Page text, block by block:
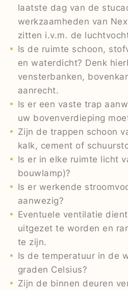
laatste dag van de
werkzaamheden van
zitten i.v.m. de
Is de ruimte schoon,
en waterdicht? Denk
vensterbanken,
aanrecht.
Is er een vaste trap
uw bovenverdieping
Zijn de trappen schoon
kalk, cement of
Is er in elke ruimte licht
bouwlamp)?
Is er werkende
aanwezig?
Eventuele ventilatie
uitgezet te worden en
te zijn.
Is de temperatuur in de
graden Celsius?
Zijn de binnen deuren